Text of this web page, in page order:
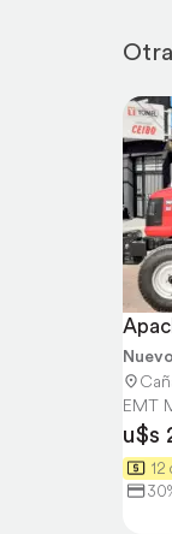
Nuevo
EMT
u$s
12